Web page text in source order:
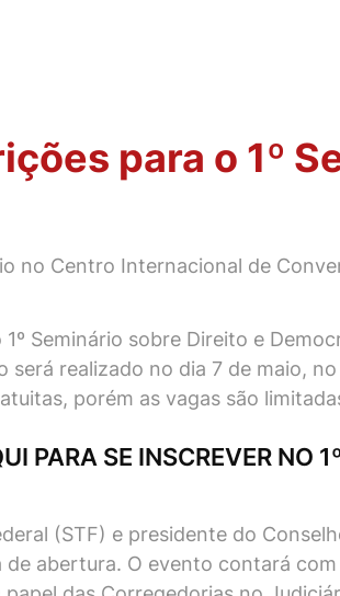
para o 1º
no Centro Internacional de
Seminário sobre Direito e
será realizado no dia 7 de maio,
porém as vagas são
PARA SE INSCREVER NO
(STF) e presidente do
abertura. O evento contará